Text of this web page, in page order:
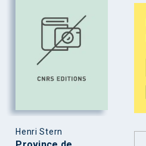
Henri Stern